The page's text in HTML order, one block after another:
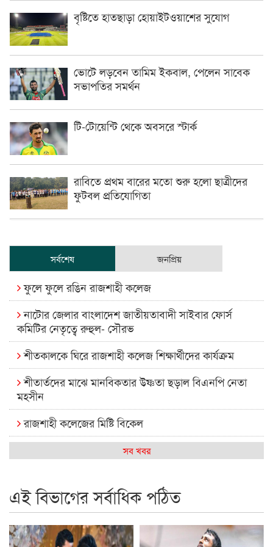
বৃষ্টিতে হাতছাড়া হোয়াইটওয়াশের সুযোগ
ভোটে লড়বেন তামিম ইকবাল, পেলেন সাবেক
সভাপতির সমর্থন
টি-টোয়েন্টি থেকে অবসরে স্টার্ক
রাবিতে প্রথম বারের মতো শুরু হলো ছাত্রীদের
ফুটবল প্রতিযোগিতা
সর্বশেষ জনপ্রিয়
ফুলে ফুলে রঙিন রাজশাহী কলেজ
নাটোর জেলার বাংলাদেশ জাতীয়তাবাদী সাইবার ফোর্স
কমিটির নেতৃত্বে রুহুল- সৌরভ
শীতকালকে ঘিরে রাজশাহী কলেজ শিক্ষার্থীদের কার্যক্রম
শীতার্তদের মাঝে মানবিকতার উষ্ণতা ছড়াল বিএনপি নেতা
মহসীন
রাজশাহী কলেজের মিষ্টি বিকেল
কেমন আছে আমাদের দেশের মধ্যবিত্তরা
রাজশাইন একাডেমির ফল প্রকাশ ও পুরস্কার বিতরণ
রাজশাহী কলেজের শিক্ষার্থী শাখাওয়াত পেলেন স্টার এক্সিলেন্স
সব খবর
এই বিভাগের সর্বাধিক পঠিত